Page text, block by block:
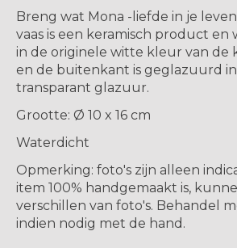
Breng wat Mona -liefde in je
vaas is een keramisch product en
in de originele witte kleur van de
en de buitenkant is geglazuurd
transparant glazuur.
Grootte: Ø 10 x 16 cm
Waterdicht
Opmerking: foto's zijn alleen
item 100% handgemaakt is,
verschillen van foto's. Behandel
indien nodig met de hand.